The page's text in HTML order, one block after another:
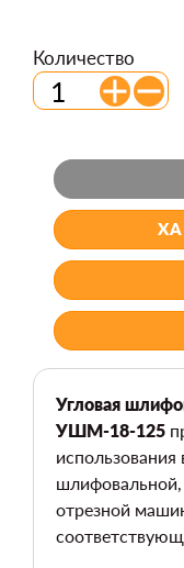
Количество
Угловая
УШМ-18-125
использования
отрезной